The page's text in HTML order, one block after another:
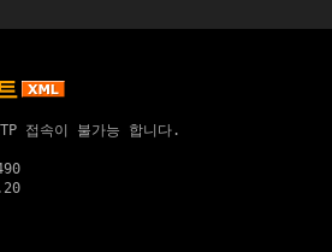
접속이 불가능 합니다.